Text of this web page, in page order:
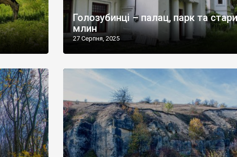
Голозубинці – палац, парк та
млин
27 Серпня, 2025